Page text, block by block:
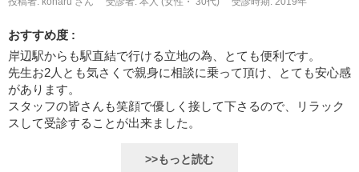
おすすめ度 :
岸辺駅からも駅直結で行ける立地の為、とても便利です。
先生お2人とも気さくで親身に相談に乗って頂け、とても安心感
があります。
スタッフの皆さんも笑顔で優しく接して下さるので、リラック
スして受診することが出来ました。
>>もっと読む